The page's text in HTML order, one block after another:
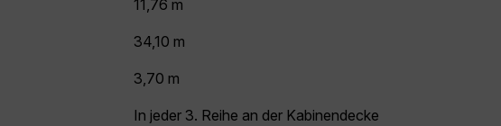
11,76 m
34,10 m
3,70 m
In jeder 3. Reihe an der Kabinendecke